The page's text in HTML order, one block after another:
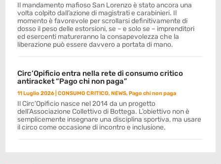
Il mandamento mafioso San Lorenzo è stato ancora una
volta colpito dall’azione di magistrati e carabinieri. Il
momento è favorevole per scrollarsi definitivamente di
dosso il peso delle estorsioni, se – e solo se – imprenditori
ed esercenti matureranno la consapevolezza che la
liberazione può essere davvero a portata di mano.
Circ’Opificio entra nella rete di consumo critico
antiracket “Pago chi non paga”
11 Luglio 2026 |CONSUMO CRITICO,NEWS,Pago chi non paga
Il Circ’Opificio nasce nel 2014 da un progetto
dell’Associazione Collettivo di Bottega. L’obiettivo non è
semplicemente insegnare una disciplina sportiva, ma usare
il circo come occasione di incontro e inclusione.